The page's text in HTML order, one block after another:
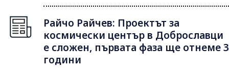
Райчо Райчев: Проектът за
космически център в Доброславци
е сложен, първата фаза ще отнеме 3
години